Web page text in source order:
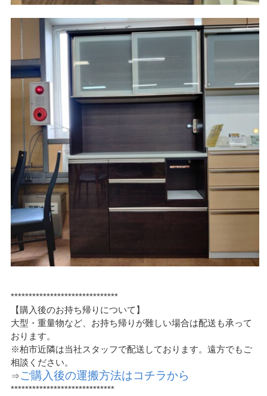
******************************
【購入後のお持ち帰りについて】
大型・重量物など、お持ち帰りが難しい場合は配送も承って
おります。
※柏市近隣は当社スタッフで配送しております。遠方でもご
相談ください。
⇒ご購入後の運搬方法はコチラから
*****************************